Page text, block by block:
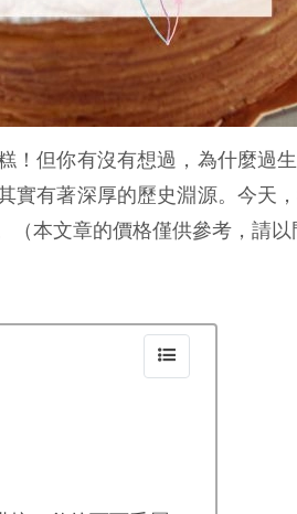
但你有沒有想過，為什麼過
實有著深厚的歷史淵源。今天
本文章的價格僅供參考，請以